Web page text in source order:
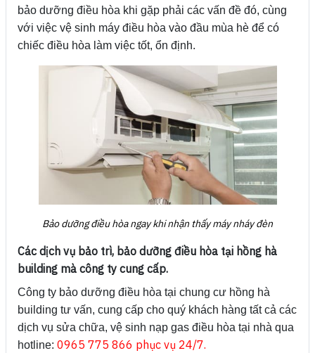
bảo dưỡng điều hòa khi gặp phải các vấn đề đó, cùng
với việc vệ sinh máy điều hòa vào đầu mùa hè để có
chiếc điều hòa làm việc tốt, ổn định.
Bảo dưỡng điều hòa ngay khi nhận thấy máy nháy đèn
Các dịch vụ bảo trì, bảo dưỡng điều hòa tại hồng hà
building mà công ty cung cấp.
Công ty bảo dưỡng điều hòa tại chung cư hồng hà
building tư vấn, cung cấp cho quý khách hàng tất cả các
dịch vụ sửa chữa, vệ sinh nạp gas điều hòa tại nhà qua
hotline: 0965 775 866 phục vụ 24/7.